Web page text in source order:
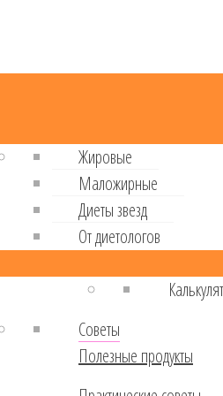
Жировые
Маложирные
Диеты звезд
От диетологов
Советы
Полезные продукты